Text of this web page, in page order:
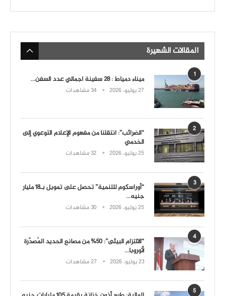
المقالات الشهيرة
1 ميناء دمياط : 28 سفينة اجمالي عدد السفن...
27 يوليو، 2026 34 مشاهدات
2
“الضرائب”: انتقلنا من مفهوم الإعلام التوعوي إلى
الخدمي
25 يوليو، 2026 32 مشاهدات
3
“أوراسكوم للتنمية” تحصل على تمويل بـ18 مليار
جنيه...
25 يوليو، 2026 30 مشاهدات
4
“الالتزام البيئى”: 50% من مصانع الحديد المُصدّرة
لأوروبا...
23 يوليو، 2026 27 مشاهدات
5